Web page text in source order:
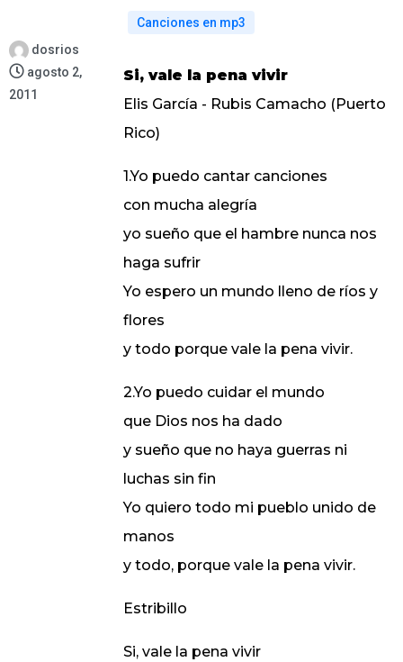
dosrios
agosto 2,
2011
Canciones en mp3
Si, vale la pena vivir
Elis García - Rubis Camacho (Puerto
Rico)
1.Yo puedo cantar canciones
con mucha alegría
yo sueño que el hambre nunca nos
haga sufrir
Yo espero un mundo lleno de ríos y
flores
y todo porque vale la pena vivir.
2.Yo puedo cuidar el mundo
que Dios nos ha dado
y sueño que no haya guerras ni
luchas sin fin
Yo quiero todo mi pueblo unido de
manos
y todo, porque vale la pena vivir.
Estribillo
Si, vale la pena vivir